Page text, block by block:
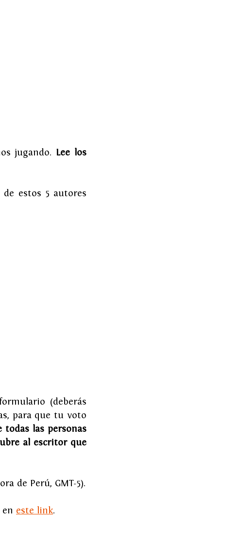
jugando. Lee los
estos 5 autores
(deberás
para que tu voto
todas las personas
al escritor que
de Perú, GMT-5).
este link.